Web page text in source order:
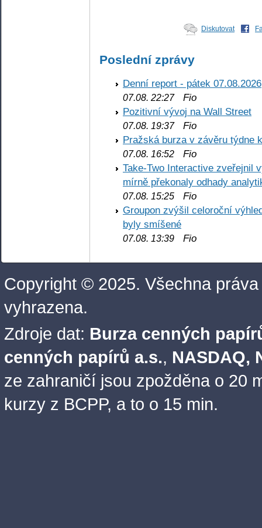
Diskutovat
Poslední zprávy
Denní report - pátek 07.08.2026
07.08. 22:27Fio
Pozitivní vývoj na Wall Street
07.08. 19:37Fio
Pražská burza v závěru týdne
07.08. 16:52 Fio
Take-Two Interactive zveřejnil
mírně překonaly odhady
07.08. 15:25 Fio
Groupon zvýšil celoroční
byly smíšené
07.08. 13:39 Fio
Copyright © 2025. Všechna práva
vyhrazena.
Zdroje dat: Burza cenných
cenných papírů a.s., NASDAQ,
ze zahraničí jsou zpožděna o 20
kurzy z BCPP, a to o 15 min.